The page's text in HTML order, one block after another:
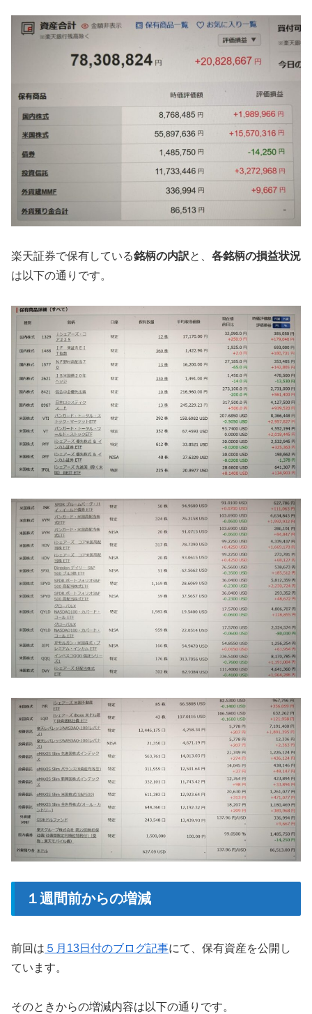
楽天証券で保有している銘柄の内訳と、 各銘柄の損益状況
は以下の通りです。
１週間前からの増減
前回は ５月13日付のブログ記事にて、保有資産を公開し
ています。
そのときからの増減内容は以下の通りです。